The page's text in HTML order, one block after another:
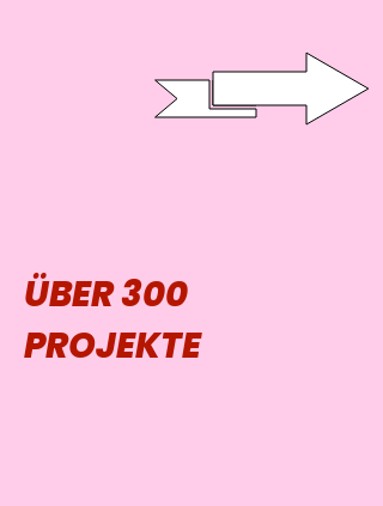
ÜBER 300
PROJEKTE